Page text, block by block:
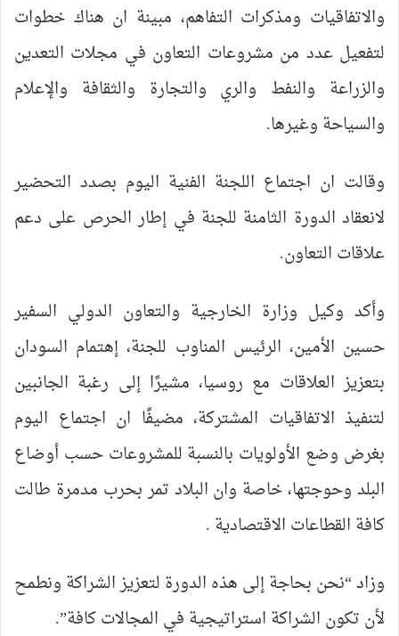
والاتفاقيات ومذكرات التفاهم، مبينة ان هناك خطوات
لتفعيل عدد من مشروعات التعاون في مجلات التعدين
والزراعة والنفط والري والتجارة والثقافة والإعلام
والسياحة وغيرها.
وقالت ان اجتماع اللجنة الفنية اليوم بصدد التحضير
لانعقاد الدورة الثامنة للجنة في إطار الحرص على دعم
علاقات التعاون.
وأكد وكيل وزارة الخارجية والتعاون الدولي السفير
حسين الأمين، الرئيس المناوب للجنة، إهتمام السودان
بتعزيز العلاقات مع روسيا، مشيرًا إلى رغبة الجانبين
لتنفيذ الاتفاقيات المشتركة، مضيفًا ان اجتماع اليوم
بغرض وضع الأولويات بالنسبة للمشروعات حسب أوضاع
البلد وحوجتها، خاصة وان البلاد تمر بحرب مدمرة طالت
كافة القطاعات الاقتصادية .
وزاد “نحن بحاجة إلى هذه الدورة لتعزيز الشراكة ونطمح
لأن تكون الشراكة استراتيجية في المجالات كافة”.